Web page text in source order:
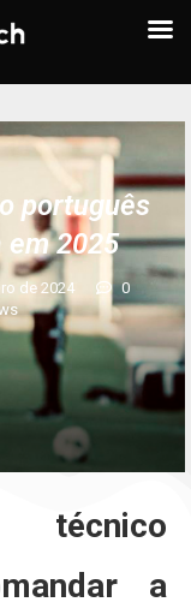
português
em 2025
de 2024
0
técnico
a